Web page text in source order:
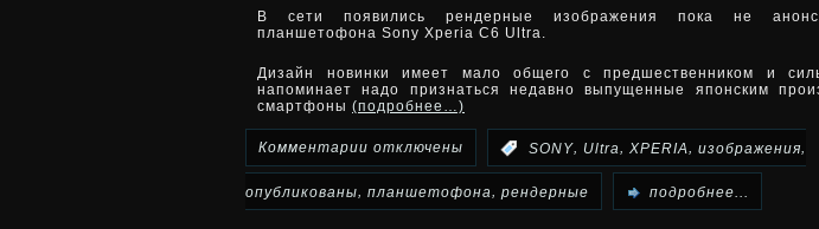
Xperia
В сети появились рендерные изображения пока не
планшетофона Sony Xperia C6 Ultra.
Дизайн новинки имеет мало общего с предшественником и
напоминает надо признаться недавно выпущенные японским
смартфоны (подробнее…)
Комментарии к
записи
отключены SONY, Ultra, XPERIA, изображения,
опубликованы планшетофона рендерные подробнее...